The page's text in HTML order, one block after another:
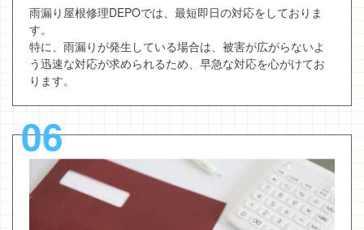
雨漏り屋根修理DEPOでは、最短即日の対応をしておりま
す。
特に、雨漏りが発生している場合は、被害が広がらないよ
う迅速な対応が求められるため、早急な対応を心がけてお
ります。
06